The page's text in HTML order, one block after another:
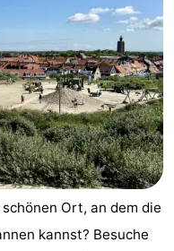
Ort, an dem die
kannst? Besuche